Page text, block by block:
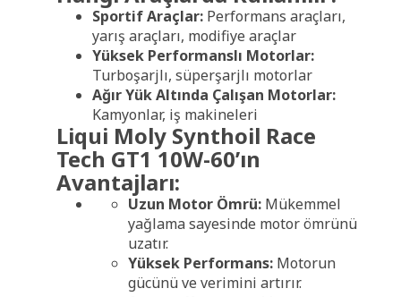
Sportif Araçlar: Performans araçları,
yarış araçları, modifiye araçlar
Yüksek Performanslı Motorlar:
Turboşarjlı, süperşarjlı motorlar
Ağır Yük Altında Çalışan Motorlar:
Kamyonlar, iş makineleri
Liqui Moly Synthoil Race
Tech GT1 10W-60’ın
Avantajları:
Uzun Motor Ömrü: Mükemmel
yağlama sayesinde motor ömrünü
uzatır.
Yüksek Performans: Motorun
gücünü ve verimini artırır.